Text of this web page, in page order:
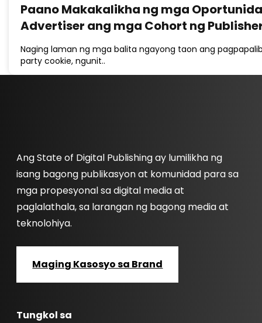
Paano Makakalikha ng mga
Advertiser ang mga Cohort ng
Naging laman ng mga balita ngayong taon ang
party cookie, ngunit..
Ang State of Digital Publishing ay lumilikha ng
isang bagong publikasyon at komunidad para sa
mga propesyonal sa digital media at
paglalathala, sa larangan ng bagong media at
teknolohiya.
Maging Kasosyo sa Brand
Tungkol sa